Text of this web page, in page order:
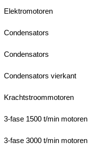
Elektromotoren
Condensators
Condensators
Condensators vierkant
Krachtstroommotoren
3-fase 1500 t/min motoren
3-fase 3000 t/min motoren